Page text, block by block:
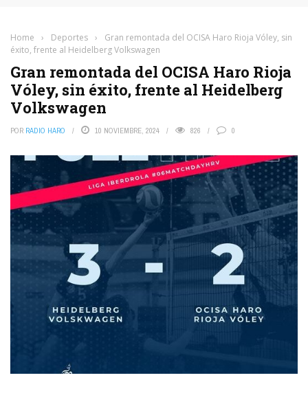
Home › Deportes ›
Gran remontada del OCISA Haro Rioja Vóley, sin
éxito, frente al Heidelberg Volkswagen
Gran remontada del OCISA Haro Rioja
Vóley, sin éxito, frente al Heidelberg
Volkswagen
POR RADIO HARO 10 NOVIEMBRE, 2024 826 0